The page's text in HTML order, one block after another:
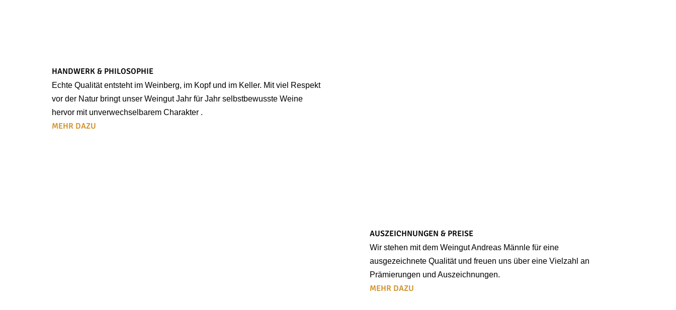
HANDWERK & PHILOSOPHIE
Echte Qualität entsteht im Weinberg, im Kopf und im Keller. Mit viel Respekt
vor der Natur bringt unser Weingut Jahr für Jahr selbstbewusste Weine
hervor mit unverwechselbarem Charakter .
MEHR DAZU
AUSZEICHNUNGEN & PREISE
Wir stehen mit dem Weingut Andreas Männle für eine
ausgezeichnete Qualität und freuen uns über eine Vielzahl an
Prämierungen und Auszeichnungen.
MEHR DAZU